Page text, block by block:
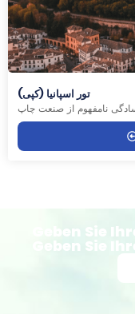
تور اسپانیا (کپی)
نامفهوم از صنعت چاپ
Geben Sie
Geben Sie